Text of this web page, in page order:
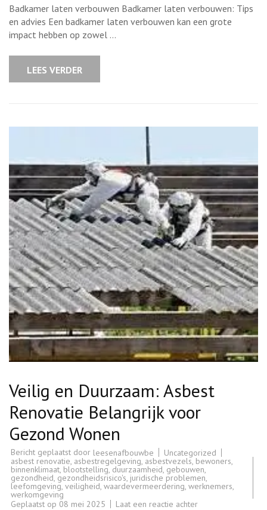
voor
het
succesvol
laten
Badkamer laten verbouwen Badkamer laten verbouwen: Tips
en advies Een badkamer laten verbouwen kan een grote
impact hebben op zowel …
LEES VERDER
Veilig en Duurzaam: Asbest
Renovatie Belangrijk voor
Gezond Wonen
Bericht geplaatst door leesenafbouwbe
Uncategorized
asbest renovatie, asbestregelgeving, asbestvezels, bewoners,
binnenklimaat, blootstelling, duurzaamheid, gebouwen,
gezondheid, gezondheidsrisico's, juridische problemen,
leefomgeving, veiligheid, waardevermeerdering, werknemers,
werkomgeving
Geplaatst op 08 mei 2025 Laat een reactie achterop